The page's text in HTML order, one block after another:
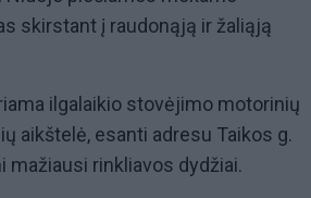
skirstant į raudonąją ir žaliąją
ilgalaikio stovėjimo motorinių
aikštelė, esanti adresu Taikos g.
mažiausi rinkliavos dydžiai.